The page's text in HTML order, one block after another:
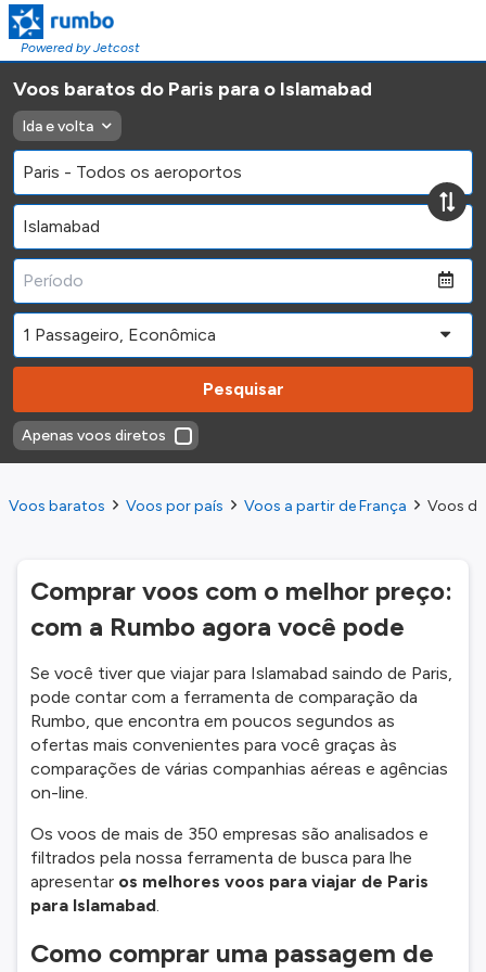
Powered by Jetcost
Voos baratos do Paris para o Islamabad
Ida e volta
Pesquisar
Apenas voos diretos
Voos baratos Voos por país Voos a partir de França Voos
Comprar voos com o melhor preço:
com a Rumbo agora você pode
Se você tiver que viajar para Islamabad saindo de Paris,
pode contar com a ferramenta de comparação da
Rumbo, que encontra em poucos segundos as
ofertas mais convenientes para você graças às
comparações de várias companhias aéreas e agências
on-line.
Os voos de mais de 350 empresas são analisados e
filtrados pela nossa ferramenta de busca para lhe
apresentar os melhores voos para viajar de Paris
para Islamabad.
Como comprar uma passagem de